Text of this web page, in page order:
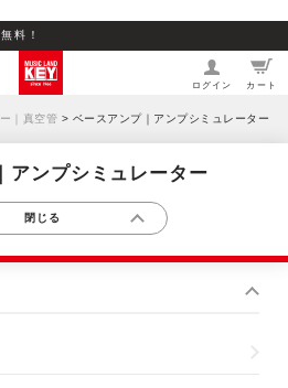
料！
ログイン カート
｜真空管 > ベースアンプ｜アンプシミュレーター
アンプシミュレーター